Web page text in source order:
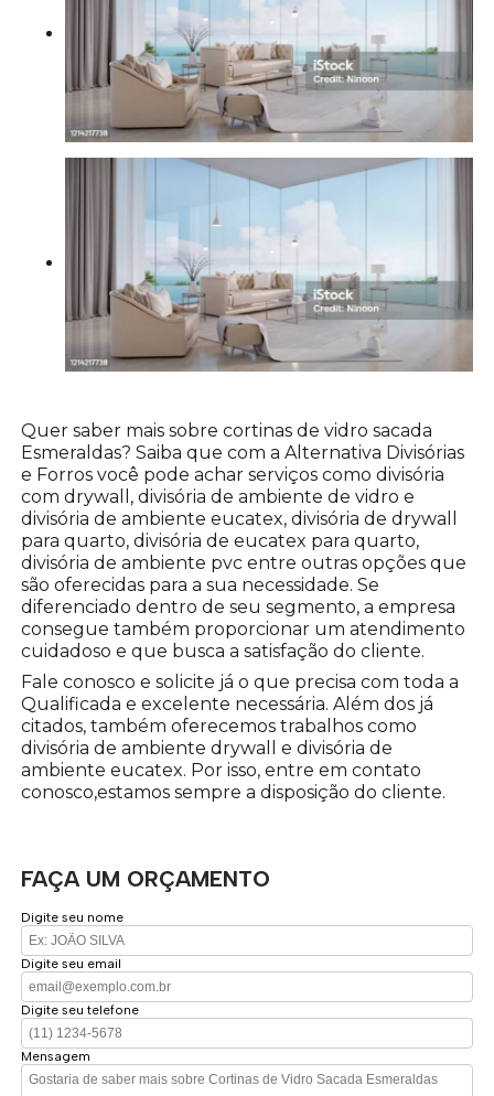
Quer saber mais sobre cortinas de vidro sacada
Esmeraldas? Saiba que com a Alternativa Divisórias
e Forros você pode achar serviços como divisória
com drywall, divisória de ambiente de vidro e
divisória de ambiente eucatex, divisória de drywall
para quarto, divisória de eucatex para quarto,
divisória de ambiente pvc entre outras opções que
são oferecidas para a sua necessidade. Se
diferenciado dentro de seu segmento, a empresa
consegue também proporcionar um atendimento
cuidadoso e que busca a satisfação do cliente.
Fale conosco e solicite já o que precisa com toda a
Qualificada e excelente necessária. Além dos já
citados, também oferecemos trabalhos como
divisória de ambiente drywall e divisória de
ambiente eucatex. Por isso, entre em contato
conosco,estamos sempre a disposição do cliente.
FAÇA UM ORÇAMENTO
Digite seu nome
Digite seu email
Digite seu telefone
Mensagem